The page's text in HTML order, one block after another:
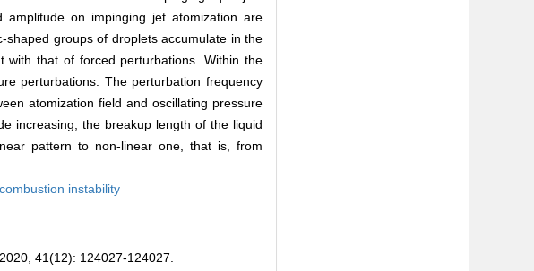
on impinging jet atomization are
groups of droplets accumulate in the
with that of forced perturbations. Within the
perturbations. The perturbation frequency
atomization field and oscillating pressure
increasing, the breakup length of the liquid
pattern to non-linear one, that is, from
combustion instability
41(12): 124027-124027.